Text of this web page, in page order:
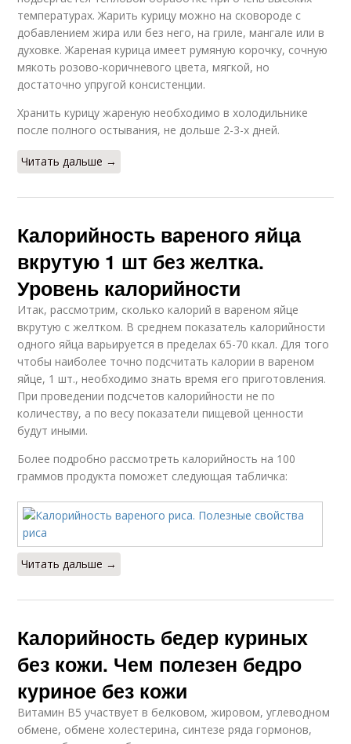
температурах. Жарить курицу можно на сковороде с
добавлением жира или без него, на гриле, мангале или в
духовке. Жареная курица имеет румяную корочку, сочную
мякоть розово-коричневого цвета, мягкой, но
достаточно упругой консистенции.
Хранить курицу жареную необходимо в холодильнике
после полного остывания, не дольше 2-3-х дней.
Читать дальше →
Калорийность вареного яйца
вкрутую 1 шт без желтка.
Уровень калорийности
Итак, рассмотрим, сколько калорий в вареном яйце
вкрутую с желтком. В среднем показатель калорийности
одного яйца варьируется в пределах 65-70 ккал. Для того
чтобы наиболее точно подсчитать калории в вареном
яйце, 1 шт., необходимо знать время его приготовления.
При проведении подсчетов калорийности не по
количеству, а по весу показатели пищевой ценности
будут иными.
Более подробно рассмотреть калорийность на 100
граммов продукта поможет следующая табличка:
Читать дальше →
Калорийность бедер куриных
без кожи. Чем полезен бедро
куриное без кожи
Витамин В5 участвует в белковом, жировом, углеводном
обмене, обмене холестерина, синтезе ряда гормонов,